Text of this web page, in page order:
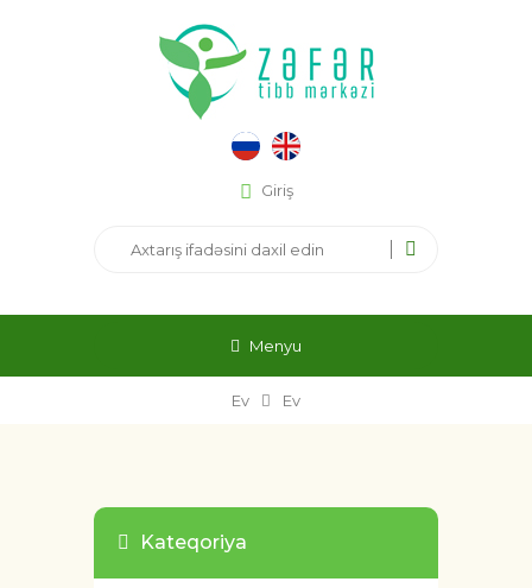
Giriş
Menyu
Ev Ev
Kateqoriya